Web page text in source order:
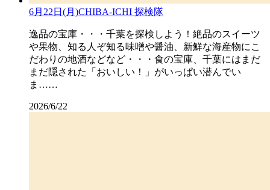
6月22日(月)CHIBA-ICHI 探検隊
逸品の宝庫・・・千葉を探検しよう！絶品のスイーツ
や果物、知る人ぞ知る味噌や醤油、新鮮な海産物にこ
だわりの地酒などなど・・・食の宝庫、千葉にはまだ
まだ隠された「おいしい！」がいっぱい潜んでい
ま……
2026/6/22